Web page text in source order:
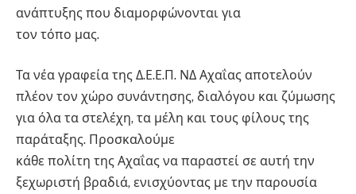
ανάπτυξης που διαμορφώνονται για
τον τόπο μας.
Τα νέα γραφεία της Δ.Ε.Ε.Π. ΝΔ Αχαΐας αποτελούν
πλέον τον χώρο συνάντησης, διαλόγου και ζύμωσης
για όλα τα στελέχη, τα μέλη και τους φίλους της
παράταξης. Προσκαλούμε
κάθε πολίτη της Αχαΐας να παραστεί σε αυτή την
ξεχωριστή βραδιά, ενισχύοντας με την παρουσία